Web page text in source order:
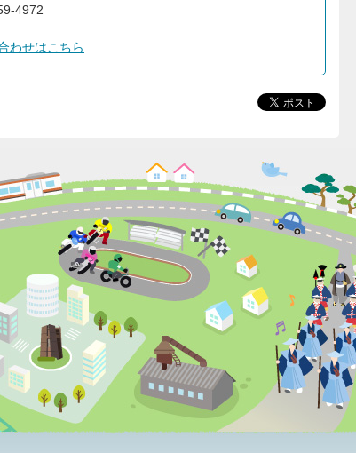
4972
わせはこちら